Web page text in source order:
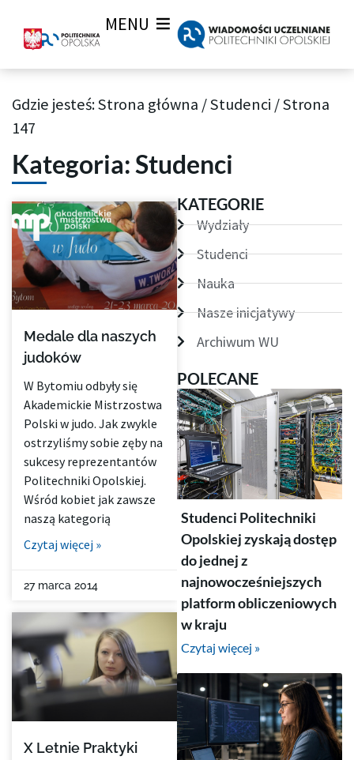
MENU
Archiwum aktualności Wiadomości Uczelnianych
Gdzie jesteś:Strona główna /Studenci /Strona
147
Kategoria: Studenci
Medale dla naszych
judoków
W Bytomiu odbyły się
Akademickie Mistrzostwa
Polski w judo. Jak zwykle
ostrzyliśmy sobie zęby na
sukcesy reprezentantów
Politechniki Opolskiej.
Wśród kobiet jak zawsze
naszą kategorią
Czytaj więcej »
27 marca 2014
X Letnie Praktyki
Strona Strona
StronaStronaStronaStrona
Strona KATEGORIE
Wydziały
Studenci
Nauka
Nasze inicjatywy
Archiwum WU
POLECANE
Studenci Politechniki
Opolskiej zyskają dostęp
do jednej z
najnowocześniejszych
platform obliczeniowych
w kraju
Czytaj więcej »